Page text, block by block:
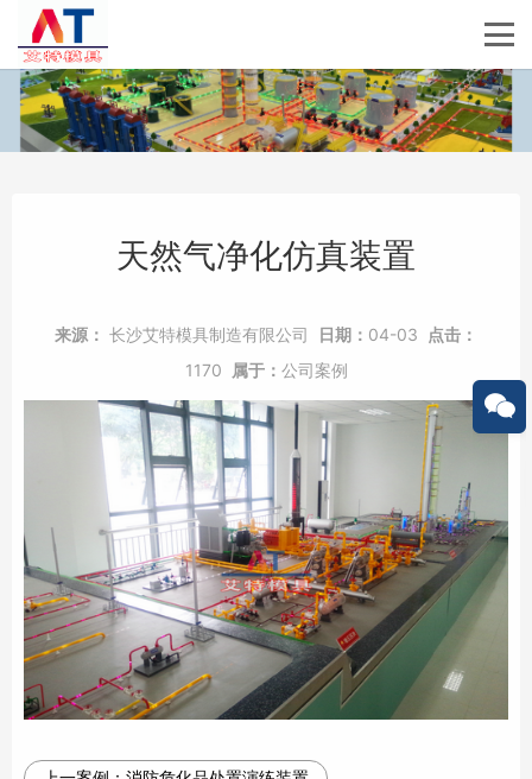
天然气净化仿真装置
来源： 长沙艾特模具制造有限公司 日期： 04-03
点击：
1170
属于： 公司案例